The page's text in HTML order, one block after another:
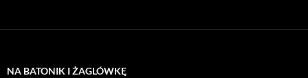
NA BATONIK I ŻAGLÓWKĘ